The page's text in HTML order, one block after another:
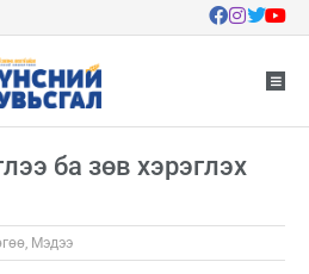
ба зөв хэрэглэх
, Мэдээ